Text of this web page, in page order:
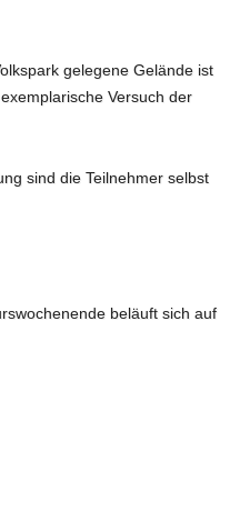
gelegene Gelände ist
Versuch der
sind die Teilnehmer selbst
beläuft sich auf